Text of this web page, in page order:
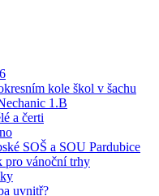
kole škol v šachu
1.B
a čerti
SOŠ a SOU Pardubice
pro vánoční trhy
uvnitř?